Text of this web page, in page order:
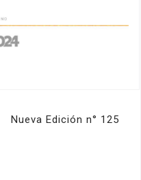
Nueva Edición n° 125